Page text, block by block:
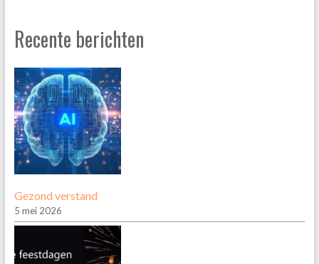
Recente berichten
Gezond verstand
5 mei 2026